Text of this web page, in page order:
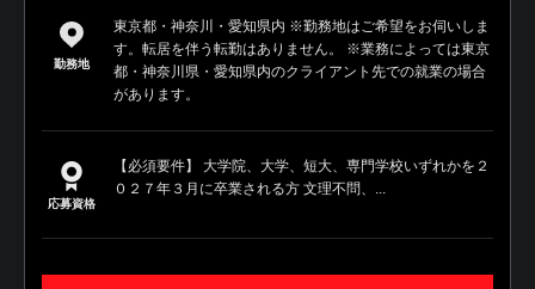
勤務地
東京都・神奈川・愛知県内 ※勤務地はご希望をお伺いしま
す。転居を伴う転勤はありません。 ※業務によっては東京
都・神奈川県・愛知県内のクライアント先での就業の場合
があります。
応募資格
【必須要件】 大学院、大学、短大、専門学校いずれかを２
０２７年３月に卒業される方 文理不問、...